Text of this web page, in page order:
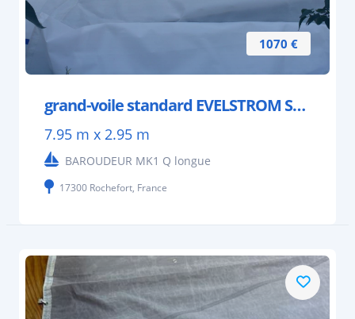
1070 €
grand-voile standard EVELSTROM SAILS.
7.95 m x 2.95 m
BAROUDEUR MK1 Q longue
17300 Rochefort, France